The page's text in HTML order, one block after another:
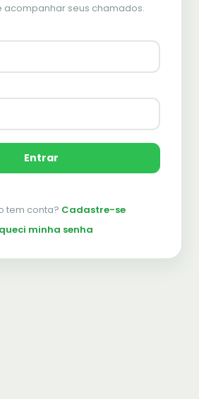
acompanhar seus chamados.
Entrar
tem conta? Cadastre-se
minha senha